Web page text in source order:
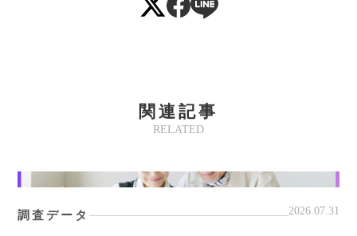
RELATED
関連記事
調査データ 2026.07.31